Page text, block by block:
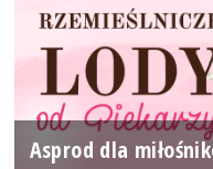
Asprod dla